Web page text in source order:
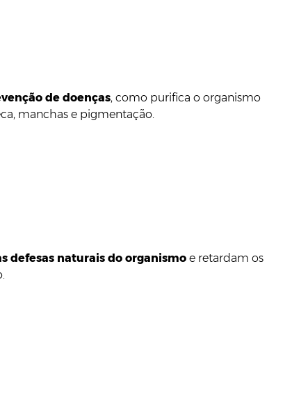
de doenças, como purifica o organismo
manchas e pigmentação.
defesas naturais do organismo e retardam os